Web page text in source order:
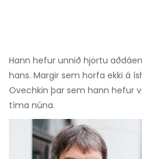
Hann hefur unnið hjörtu
hans. Margir sem horfa ekki á
Ovechkin þar sem hann hefur
tíma núna.